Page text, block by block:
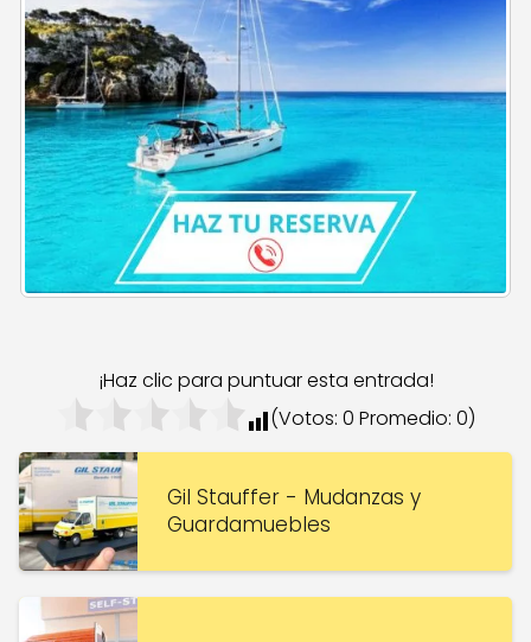
¡Haz clic para puntuar esta entrada!
(Votos: 0 Promedio: 0)
Gil Stauffer - Mudanzas y
Guardamuebles